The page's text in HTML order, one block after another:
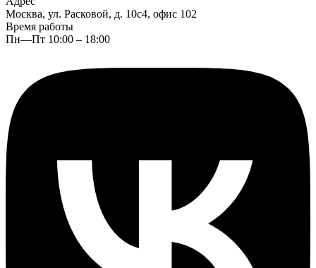
Москва, ул. Расковой, д. 10с4, офис 102
Время работы
Пн—Пт 10:00 – 18:00